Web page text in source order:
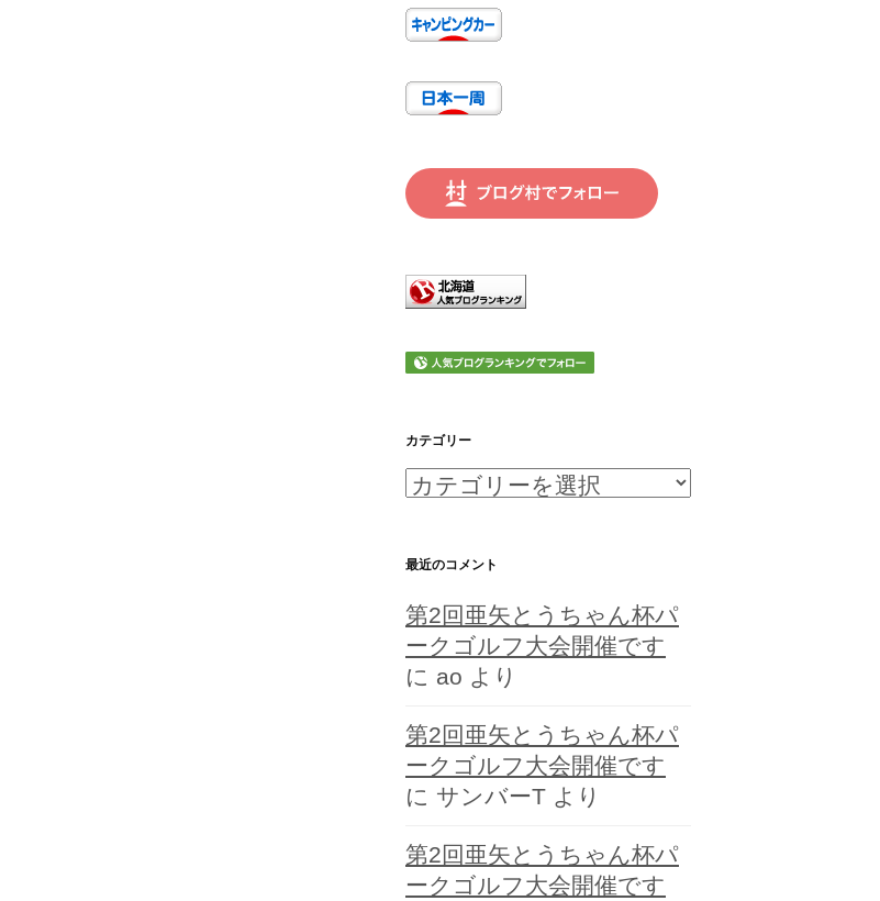
カテゴリー
カ
ゴ
ー
最近のコメント
第2回亜矢とうちゃん杯パ
ークゴルフ大会開催です
に ao より
第2回亜矢とうちゃん杯パ
ークゴルフ大会開催です
に サンバーT より
第2回亜矢とうちゃん杯パ
ークゴルフ大会開催です